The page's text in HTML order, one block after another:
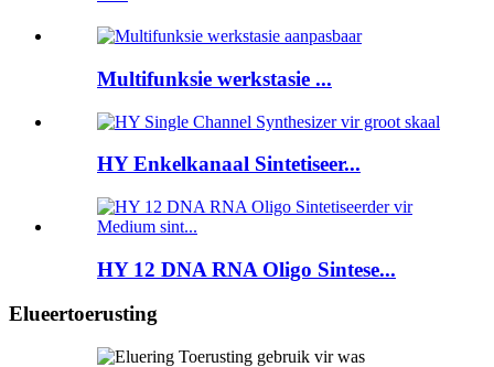
Multifunksie werkstasie ...
HY Enkelkanaal Sintetiseer...
HY 12 DNA RNA Oligo Sintese...
Elueertoerusting